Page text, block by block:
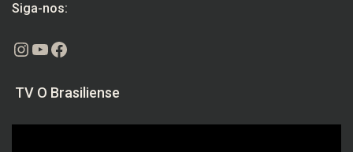
Siga-nos:
Instagram
Youtube
Facebook
TV O Brasiliense